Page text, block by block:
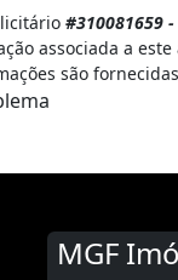
#310081659
associada a
são
MGF